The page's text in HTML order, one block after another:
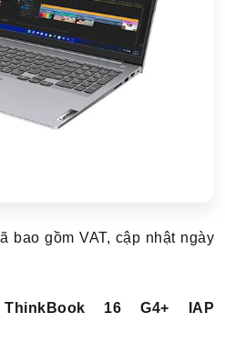
bao gồm VAT, cập nhật ngày
16 G4+ IAP